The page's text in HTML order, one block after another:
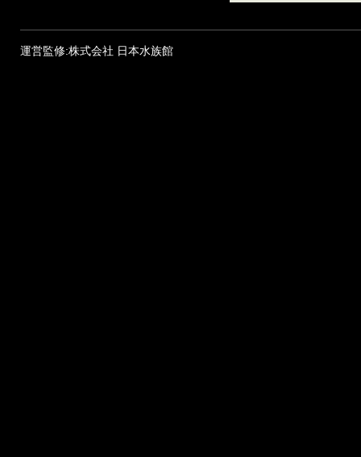
運営監修:株式会社 日本水族館